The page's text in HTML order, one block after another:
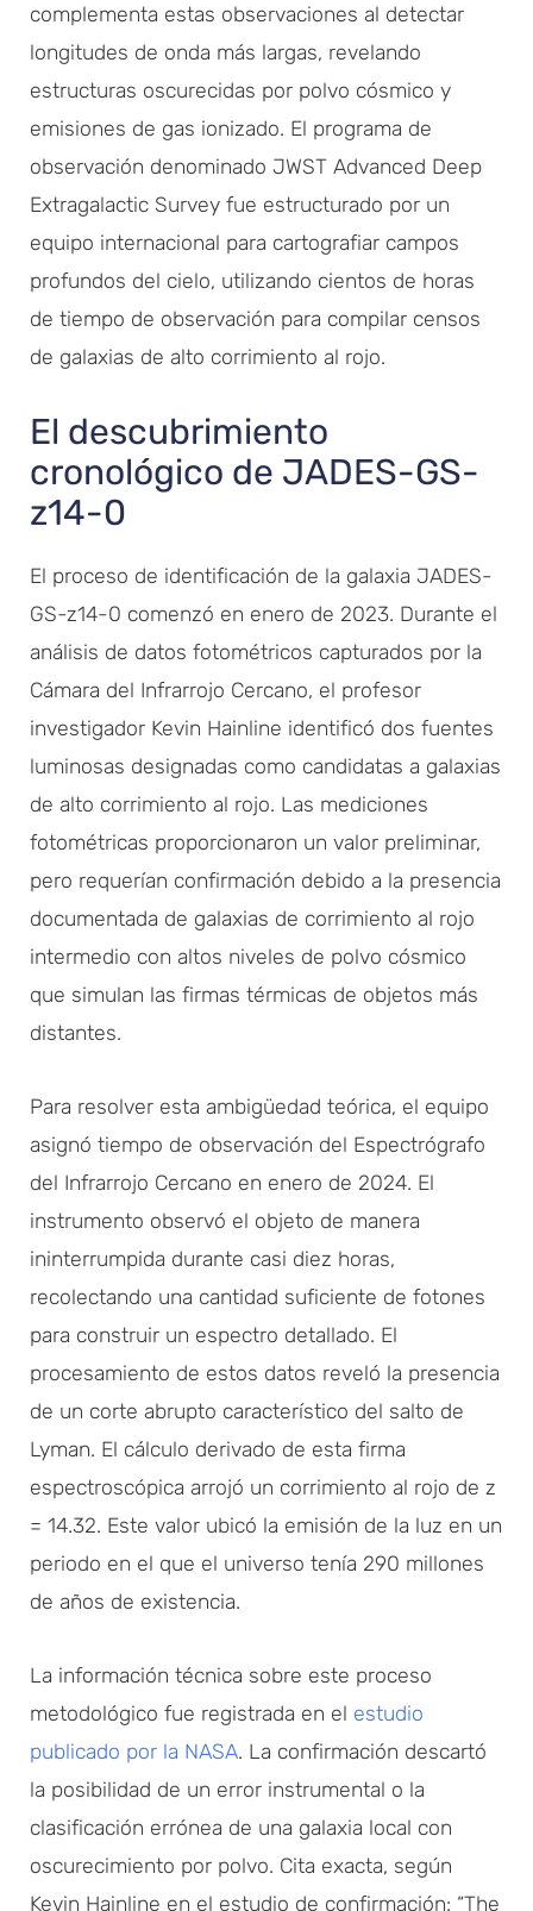
complementa estas observaciones al detectar
longitudes de onda más largas, revelando
estructuras oscurecidas por polvo cósmico y
emisiones de gas ionizado. El programa de
observación denominado JWST Advanced Deep
Extragalactic Survey fue estructurado por un
equipo internacional para cartografiar campos
profundos del cielo, utilizando cientos de horas
de tiempo de observación para compilar censos
de galaxias de alto corrimiento al rojo.
El descubrimiento
cronológico de JADES-GS-
z14-0
El proceso de identificación de la galaxia JADES-
GS-z14-0 comenzó en enero de 2023. Durante el
análisis de datos fotométricos capturados por la
Cámara del Infrarrojo Cercano, el profesor
investigador Kevin Hainline identificó dos fuentes
luminosas designadas como candidatas a galaxias
de alto corrimiento al rojo. Las mediciones
fotométricas proporcionaron un valor preliminar,
pero requerían confirmación debido a la presencia
documentada de galaxias de corrimiento al rojo
intermedio con altos niveles de polvo cósmico
que simulan las firmas térmicas de objetos más
distantes.
Para resolver esta ambigüedad teórica, el equipo
asignó tiempo de observación del Espectrógrafo
del Infrarrojo Cercano en enero de 2024. El
instrumento observó el objeto de manera
ininterrumpida durante casi diez horas,
recolectando una cantidad suficiente de fotones
para construir un espectro detallado. El
procesamiento de estos datos reveló la presencia
de un corte abrupto característico del salto de
Lyman. El cálculo derivado de esta firma
espectroscópica arrojó un corrimiento al rojo de z
= 14.32. Este valor ubicó la emisión de la luz en un
periodo en el que el universo tenía 290 millones
de años de existencia.
La información técnica sobre este proceso
metodológico fue registrada en el estudio
publicado por la NASA. La confirmación descartó
la posibilidad de un error instrumental o la
clasificación errónea de una galaxia local con
oscurecimiento por polvo. Cita exacta, según
Kevin Hainline en el estudio de confirmación: “The